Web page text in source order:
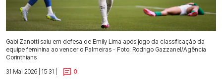
Gabi Zanotti saiu em defesa de Emily Lima após jogo da classificação da
equipe feminina ao vencer o Palmeiras - Foto: Rodrigo Gazzanel/Agência
Corinthians
31 Mai 2026 | 15:31 |
0